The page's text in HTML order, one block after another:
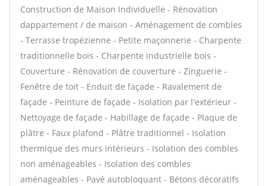
Construction de Maison Individuelle - Rénovation
dappartement / de maison - Aménagement de combles
- Terrasse tropézienne - Petite maçonnerie - Charpente
traditionnelle bois - Charpente industrielle bois -
Couverture - Rénovation de couverture - Zinguerie -
Fenêtre de toit - Enduit de façade - Ravalement de
façade - Peinture de façade - Isolation par l'extérieur -
Nettoyage de façade - Habillage de façade - Plaque de
plâtre - Faux plafond - Plâtre traditionnel - Isolation
thermique des murs intérieurs - Isolation des combles
non aménageables - Isolation des combles
aménageables - Pavé autobloquant - Bétons décoratifs